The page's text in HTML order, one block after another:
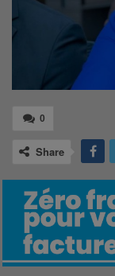
0
Share